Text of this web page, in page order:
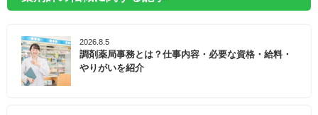
2026.8.5
調剤薬局事務とは？仕事内容・必要な資格・給料・
やりがいを紹介